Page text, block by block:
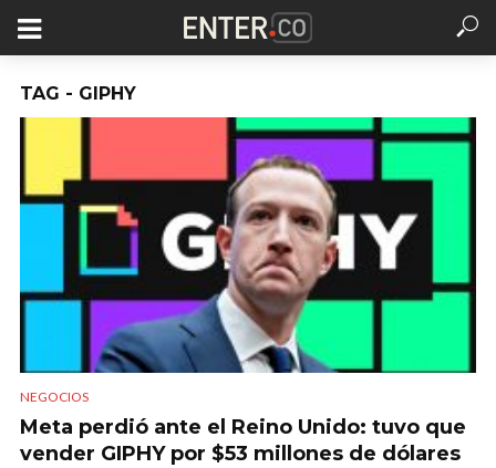
TAG - GIPHY
NEGOCIOS
Meta perdió ante el Reino Unido: tuvo que
vender GIPHY por $53 millones de dólares